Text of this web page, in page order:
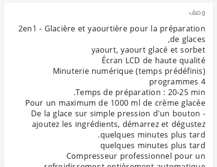
وصف
2en1 - Glacière et yaourtière pour la préparation
De la glace sur simple pression d'un bouton -
ajoutez les ingrédients, démarrez et dégustez
Compresseur professionnel pour un